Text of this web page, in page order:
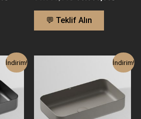
💬 Teklif Alın
İndirim!
Şu
andaki
65.000,00₺.
İndirim!
86.500,00₺.
Şu
andaki